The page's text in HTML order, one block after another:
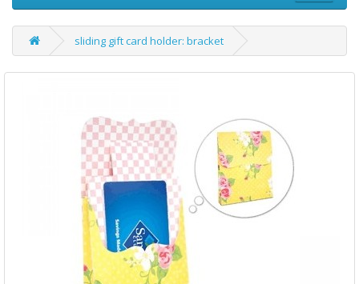
sliding gift card holder: bracket